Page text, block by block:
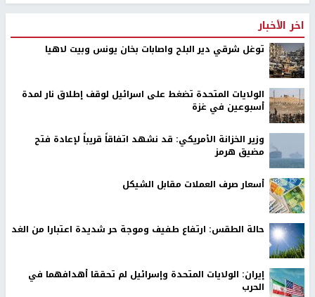
اخر الأخبار
توغل شرقي دير البلح واصابات بخان يونس وبيت لاهيا
الولايات المتحدة تضغط على اسرائيل لوقف إطلاق نار لمدة
أسبوعين في غزة
وزير الخزانة الأمريكي: قد نشهد اتفاقاً قريباً لإعادة فتح
مضيق هرمز
أسعار صرف العملات مقابل الشيكل
حالة الطقس: ارتفاع طفيف وموجة حر شديدة اعتبارا من الغد
إيران: الولايات المتحدة وإسرائيل لم تحققا أهدافهما في
الحرب